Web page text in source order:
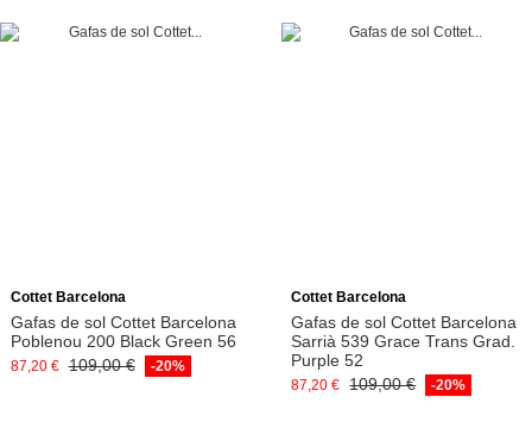
Cottet Barcelona
Gafas de sol Cottet Barcelona
Poblenou 200 Black Green 56
87,20 € 109,00 € -20%
Cottet Barcelona
Gafas de sol Cottet Barcelona
Sarrià 539 Grace Trans Grad.
Purple 52
87,20 € 109,00 € -20%